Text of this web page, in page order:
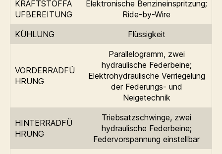
KRAFTSTOFFA
UFBEREITUNG
Elektronische Benzineinspritzung;
Ride-by-Wire
KÜHLUNG
Flüssigkeit
VORDERRADFÜ
HRUNG
Parallelogramm, zwei
hydraulische Federbeine;
Elektrohydraulische Verriegelung
der Federungs- und
Neigetechnik
HINTERRADFÜ
HRUNG
Triebsatzschwinge, zwei
hydraulische Federbeine;
Federvorspannung einstellbar